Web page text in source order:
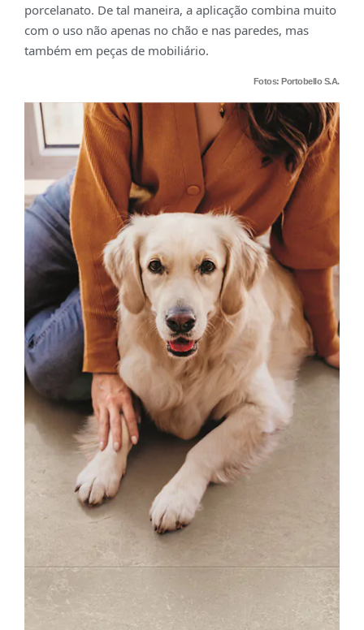
porcelanato. De tal maneira, a aplicação combina muito
com o uso não apenas no chão e nas paredes, mas
também em peças de mobiliário.
Fotos: Portobello S.A.